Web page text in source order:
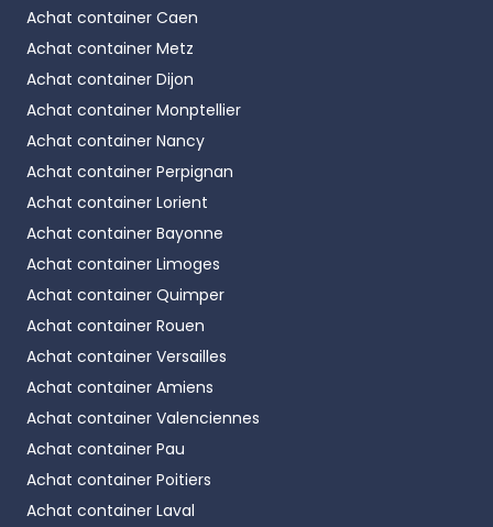
Achat container Caen
Achat container Metz
Achat container Dijon
Achat container Monptellier
Achat container Nancy
Achat container Perpignan
Achat container Lorient
Achat container Bayonne
Achat container Limoges
Achat container Quimper
Achat container Rouen
Achat container Versailles
Achat container Amiens
Achat container Valenciennes
Achat container Pau
Achat container Poitiers
Achat container Laval